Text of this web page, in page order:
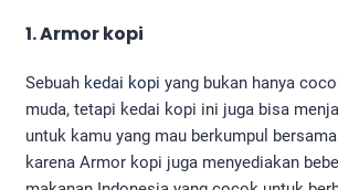
1. Armor kopi
Sebuah kedai kopi yang bukan hanya
muda, tetapi kedai kopi ini juga bisa
untuk kamu yang mau berkumpul
karena Armor kopi juga menyediakan